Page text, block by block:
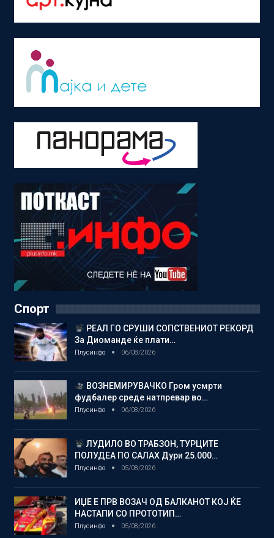
Спорт
РЕАЛ ГО СРУШИ СОПСТВЕНИОТ РЕКОРД
За Диоманде ќе плати…
Плусинфо 06/08/2026
ВОЗНЕМИРУВАЧКО Гром усмрти
фудбалер среде натпревар во…
Плусинфо 06/08/2026
ЛУДИЛО ВО ТРАБЗОН, ТУРЦИТЕ
ПОЛУДЕА ПО САЛАХ Дури 25.000…
Плусинфо 05/08/2026
ИЏЕ Е ПРВ ВОЗАЧ ОД БАЛКАНОТ КОЈ ЌЕ
НАСТАПИ СО ПРОТОТИП…
Плусинфо 05/08/2026